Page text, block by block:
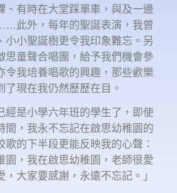
、有時在大堂踩單車，與及一邊
此外，每年的聖誕表演，我曾
小小聖誕樹更令我印象難忘。另
思童聲合唱團，給予我們機會參
令我培養唱歌的興趣，那些歡樂
了現在我仍然歷歷在目。
經是小學六年班的學生了，即使
間，我永不忘記在啟思幼稚園的
歌的下半段更能反映我的心聲：
園，我在啟思幼稚園，老師很愛
，大家要感謝，永遠不忘記。」